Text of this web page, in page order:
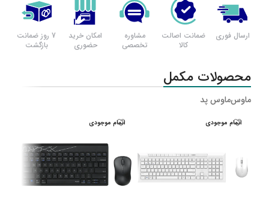
ارسال فوری
ضمانت اصالت
کالا
مشاوره
تخصصی
امکان خرید
حضوری
7 روز ضمانت
بازگشت
محصولات مکمل
ماوسماوس پد
اتمام موجودی اتمام موجودی